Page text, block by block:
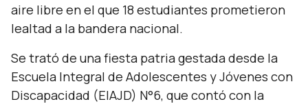
aire libre en el que 18 estudiantes prometieron
lealtad a la bandera nacional.
Se trató de una fiesta patria gestada desde la
Escuela Integral de Adolescentes y Jóvenes con
Discapacidad (EIAJD) N°6, que contó con la